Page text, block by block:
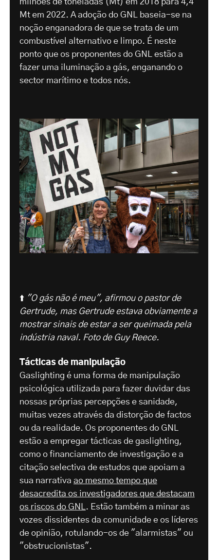
milhões de toneladas (Mt) em 2018 para 4,4
Mt em 2022. A adoção do GNL baseia-se na
noção enganadora de que se trata de um
combustível alternativo e limpo. É neste
ponto que os proponentes do GNL estão a
fazer uma iluminação a gás, enganando o
sector marítimo e todos nós.
⬆️ "O gás não é meu", afirmou o pastor de
Gertrude, mas Gertrude estava obviamente a
mostrar sinais de estar a ser queimada pela
indústria naval. Foto de Guy Reece.
Tácticas de manipulação
Gaslighting é uma forma de manipulação
psicológica utilizada para fazer duvidar das
nossas próprias percepções e sanidade,
muitas vezes através da distorção de factos
ou da realidade. Os proponentes do GNL
estão a empregar tácticas de gaslighting,
como o financiamento de investigação e a
citação selectiva de estudos que apoiam a
sua narrativa ao mesmo tempo que
desacredita os investigadores que destacam
os riscos do GNL. Estão também a minar as
vozes dissidentes da comunidade e os líderes
de opinião, rotulando-os de "alarmistas" ou
"obstrucionistas".